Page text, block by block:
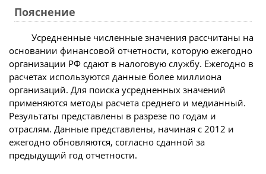
Пояснение
Усредненные численные значения рассчитаны на
основании финансовой отчетности, которую ежегодно
организации РФ сдают в налоговую службу. Ежегодно в
расчетах используются данные более миллиона
организаций. Для поиска усредненных значений
применяются методы расчета среднего и медианный.
Результаты представлены в разрезе по годам и
отраслям. Данные представлены, начиная с 2012 и
ежегодно обновляются, согласно сданной за
предыдущий год отчетности.